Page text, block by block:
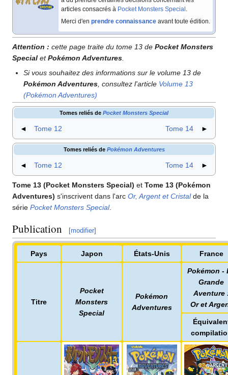
articles consacrés à Pocket Monsters Special.
Merci d'en prendre connaissance avant toute édition.
Attention : cette page traite du tome 13 de Pocket Monsters
Special etPokémon Adventures
Si vous souhaitez des informations sur le volume 13 de
Pokémon Adventures , consultez l'article Volume 13
(Pokémon Adventures)
Tomes reliés de Pocket Monsters Special
◄ Tome 12 Tome 14 ►
Tomes reliés de Pokémon Adventures
◄ Tome 12 Tome 14 ►
Tome 13 (Pocket Monsters Special) et Tome 13 (Pokémon
Adventures) s'inscrivent dans l'arc Or, Argent et Cristalde la
série Pocket Monsters Special.
Publication [modifier]
Pays Japon États-Unis France
Titre
Pocket
Monsters
Special
Pokémon
Adventures
Pokémon -
Grande
Aventure
Or et